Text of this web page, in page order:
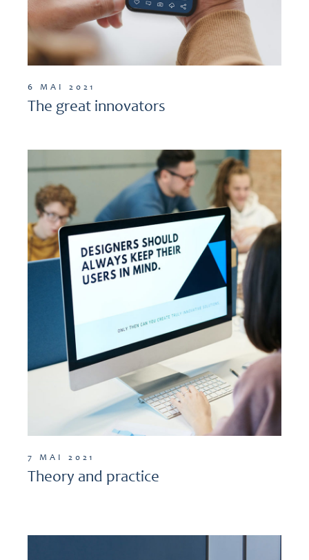
6 MAI 2021
The great innovators
7 MAI 2021
Theory and practice